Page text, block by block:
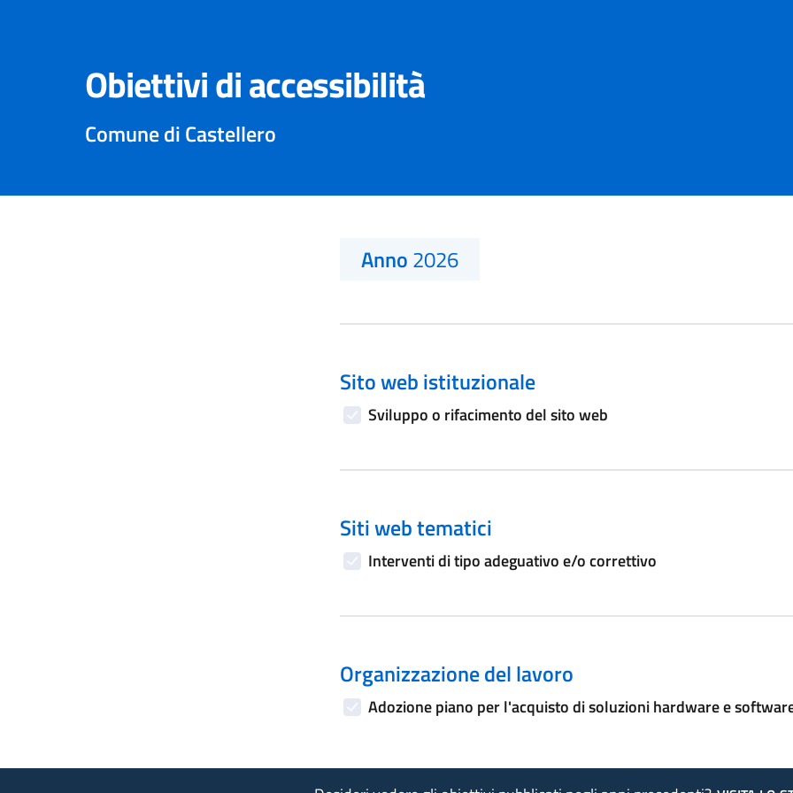
Obiettivi di accessibilità
Comune di Castellero
Anno2026
Sito web istituzionale
Sviluppo o rifacimento del sito web
Siti web tematici
Interventi di tipo adeguativo e/o correttivo
Organizzazione del lavoro
Adozione piano per l'acquisto di soluzioni hardware e